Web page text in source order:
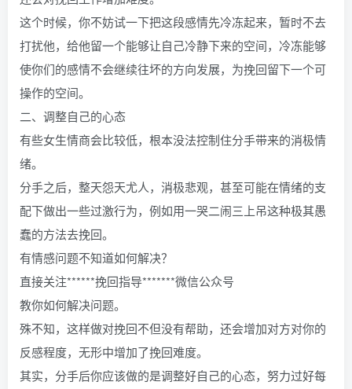
这个时候，你不妨试一下把这段感情先冷冻起来，暂时不去
打扰他，给他留一个能够让自己冷静下来的空间，冷冻能够
使你们的感情不会继续往坏的方向发展，为挽回留下一个可
操作的空间。
二、调整自己的心态
有些女生情商会比较低，根本没法控制住分手带来的消极情
绪。
分手之后，整天怨天尤人，消极悲观，甚至可能在情绪的支
配下做出一些过激行为，例如用一哭二闹三上吊这种极其愚
蠢的方法去挽回。
有情感问题不知道如何解决？
直接关注******挽回指导*******微信公众号
教你如何解决问题。
殊不知，这样做对挽回不但没有帮助，还会增加对方对你的
反感程度，无形中增加了挽回难度。
其实，分手后你应该做的是调整好自己的心态，努力过好每